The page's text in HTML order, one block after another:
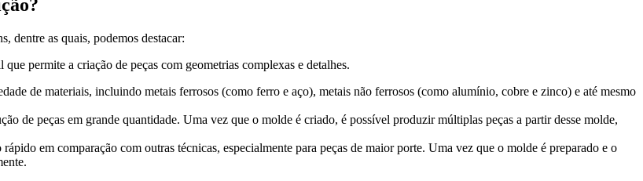
dentre as quais, podemos destacar:
permite a criação de peças com geometrias complexas e detalhes.
de materiais, incluindo metais ferrosos (como ferro e aço), metais não ferrosos (como alumínio, cobre e zinco) e até mesmo
de peças em grande quantidade. Uma vez que o molde é criado, é possível produzir múltiplas peças a partir desse molde,
em comparação com outras técnicas, especialmente para peças de maior porte. Uma vez que o molde é preparado e o